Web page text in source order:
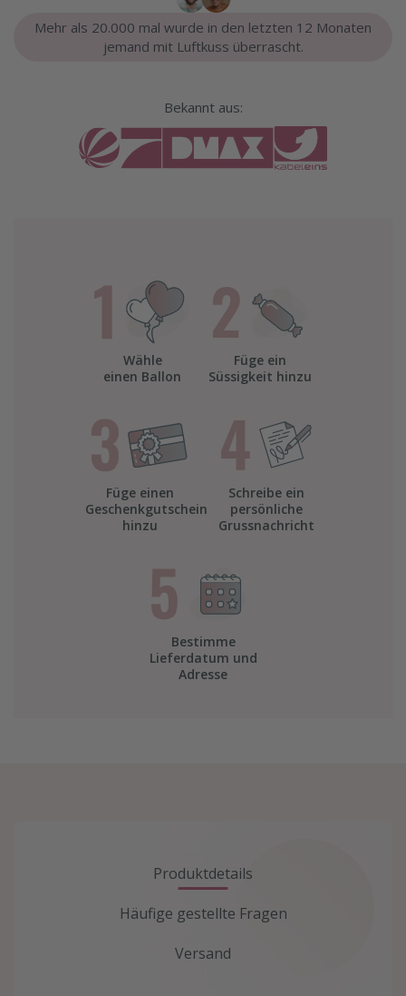
Mehr als 20.000 mal wurde in den letzten 12 Monaten
jemand mit Luftkuss überrascht.
Bekannt aus:
Wähle
einen Ballon
Füge ein
Süssigkeit hinzu
Füge einen
Geschenkgutschein
hinzu
Schreibe ein
persönliche
Grussnachricht
Bestimme
Lieferdatum und
Adresse
Produktdetails
Häufige gestellte Fragen
Versand